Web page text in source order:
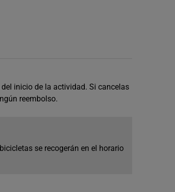
inicio de la actividad. Si cancelas
reembolso.
se recogerán en el horario